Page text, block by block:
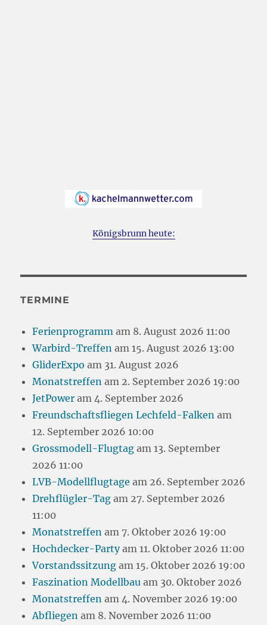
Königsbrunn heute:
TERMINE
Ferienprogramm am 8. August 2026 11:00
Warbird-Treffen am 15. August 2026 13:00
GliderExpo am 31. August 2026
Monatstreffen am 2. September 2026 19:00
JetPower am 4. September 2026
Freundschaftsfliegen Lechfeld-Falken am
12. September 2026 10:00
Grossmodell-Flugtag am 13. September
2026 11:00
LVB-Modellflugtage am 26. September 2026
Drehflügler-Tag am 27. September 2026
11:00
Monatstreffen am 7. Oktober 2026 19:00
Hochdecker-Partyam 11. Oktober 2026 11:00
Vorstandssitzung am 15. Oktober 2026 19:00
Faszination Modellbau am 30. Oktober 2026
Monatstreffen am 4. November 2026 19:00
Abfliegen am 8. November 2026 11:00